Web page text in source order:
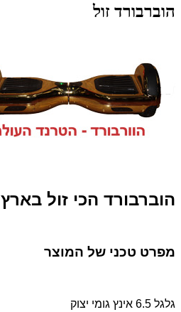
הוברבורד זול
הוברבורד הכי זול בארץ
מפרט טכני של המוצר
גלגל 6.5 אינץ גומי יצוק